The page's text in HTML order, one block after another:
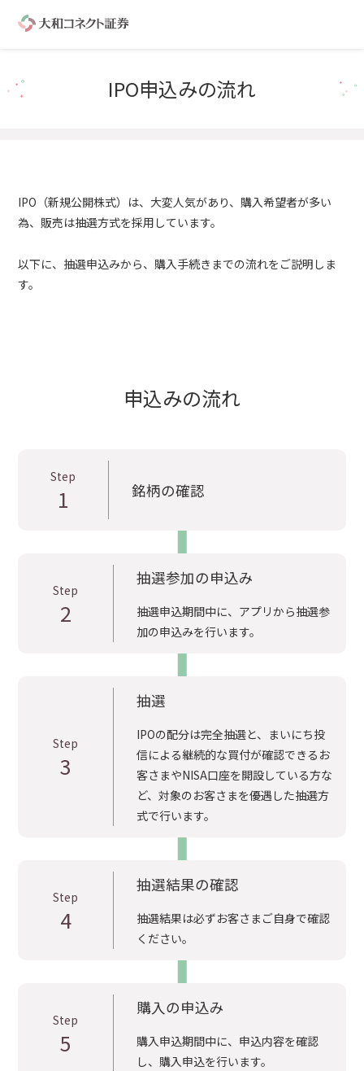
IPO申込みの流れ
IPO（新規公開株式）は、大変人気があり、購入希望者が多い
為、販売は抽選方式を採用しています。
以下に、抽選申込みから、購入手続きまでの流れをご説明しま
す。
申込みの流れ
Step
1 銘柄の確認
Step
2
抽選参加の申込み
抽選申込期間中に、アプリから抽選参
加の申込みを行います。
Step
3
抽選
IPOの配分は完全抽選と、まいにち投
信による継続的な買付が確認できるお
客さまやNISA口座を開設している方な
ど、対象のお客さまを優遇した抽選方
式で行います。
Step
4
抽選結果の確認
抽選結果は必ずお客さまご自身で確認
ください。
Step
5
購入の申込み
購入申込期間中に、申込内容を確認
し、購入申込を行います。